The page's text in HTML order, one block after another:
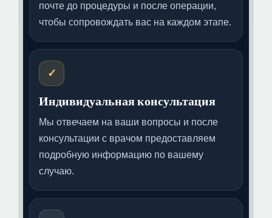
почте до процедуры и после операции,
чтобы сопровождать вас на каждом этапе.
✓
Индивидуальная консультация
Мы отвечаем на ваши вопросы и после
консультации с врачом предоставляем
подробную информацию по вашему
случаю.